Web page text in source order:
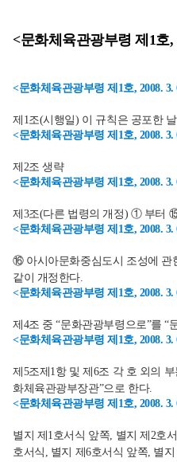
<문화체육관광부령 제1호,
<문화체육관광부령 제1호, 2008. 3.
제1조(시행일) 이 규칙은 공포한
<문화체육관광부령 제1호, 2008. 3.
제2조 생략
<문화체육관광부령 제1호, 2008. 3.
제3조(다른 법령의 개정) ① 부터
<문화체육관광부령 제1호, 2008. 3.
⑯ 아시아문화중심도시 조성에 관
같이 개정한다.
<문화체육관광부령 제1호, 2008. 3.
제4조 중 “문화관광부령으로”를 “
<문화체육관광부령 제1호, 2008. 3.
제5조제1항 및 제6조 각 호 외의
화체육관광부장관”으로 한다.
<문화체육관광부령 제1호, 2008. 3.
별지 제1호서식 앞쪽, 별지 제2호
호서식, 별지 제6호서식 앞쪽, 별